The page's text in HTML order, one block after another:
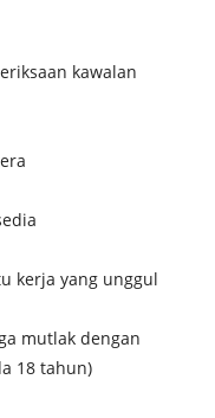
kawalan
kerja yang unggul
mutlak dengan
18 tahun)